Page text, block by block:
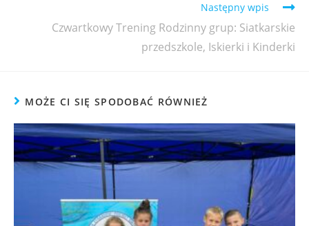
Następny wpis
Czwartkowy Trening Rodzinny grup: Siatkarskie
przedszkole, Iskierki i Kinderki
MOŻE CI SIĘ SPODOBAĆ RÓWNIEŻ